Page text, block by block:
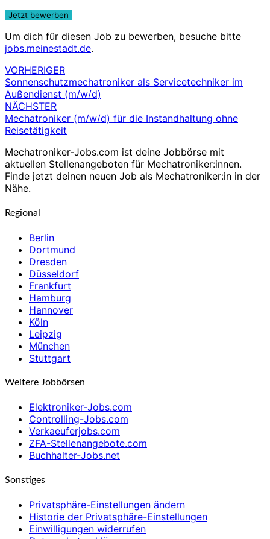
Um dich für diesen Job zu bewerben, besuche bitte
jobs.meinestadt.de.
Beitragsnavigation
VORHERIGER
Sonnenschutzmechatroniker als Servicetechniker im
Außendienst (m/w/d)
NÄCHSTER
Mechatroniker (m/w/d) für die Instandhaltung ohne
Reisetätigkeit
Mechatroniker-Jobs.com ist deine Jobbörse mit
aktuellen Stellenangeboten für Mechatroniker:innen.
Finde jetzt deinen neuen Job als Mechatroniker:in in der
Nähe.
Regional
Berlin
Dortmund
Dresden
Düsseldorf
Frankfurt
Hamburg
Hannover
Köln
Leipzig
München
Stuttgart
Weitere Jobbörsen
Elektroniker-Jobs.com
Controlling-Jobs.com
Verkaeuferjobs.com
ZFA-Stellenangebote.com
Buchhalter-Jobs.net
Sonstiges
Privatsphäre-Einstellungen ändern
Historie der Privatsphäre-Einstellungen
Einwilligungen widerrufen